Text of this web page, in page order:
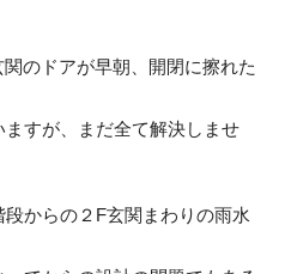
のドアが早朝、開閉に擦れた
すが、まだ全て解決しませ
からの２F玄関まわりの雨水